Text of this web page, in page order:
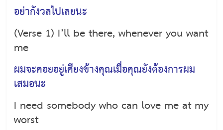
อย่ากังวลไปเลยนะ
(Verse 1) I’ll be there, whenever you want
me
ผมจะคอยอยู่เคียงข้างคุณเมื่อคุณยังต้องการผม
เสมอนะ
I need somebody who can love me at my
worst